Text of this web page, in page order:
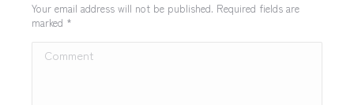
Your email address will not be published. Required fields are
marked *
Comment